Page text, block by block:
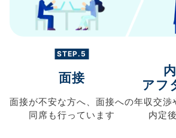
STEP.5
面接
面接が不安な方へ、 面接への
同席も行っています
アフ
年収交渉
内定